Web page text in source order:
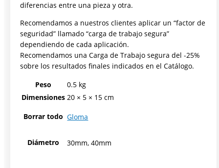
diferencias entre una pieza y otra.
Recomendamos a nuestros clientes aplicar un “factor de
seguridad” llamado “carga de trabajo segura”
dependiendo de cada aplicación.
Recomendamos una Carga de Trabajo segura del -25%
sobre los resultados finales indicados en el Catálogo.
Peso
0.5 kg
Dimensiones 20 × 5 × 15 cm
Borrar todo Gloma
Diámetro 30mm, 40mm